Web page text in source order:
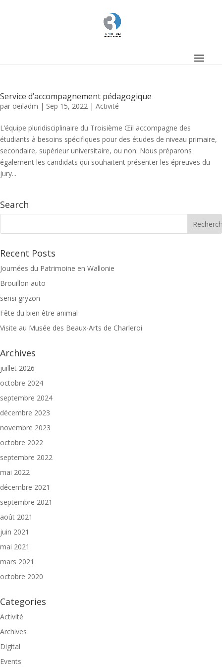
Service d’accompagnement pédagogique
par oeiladm | Sep 15, 2022 | Activité
L’équipe pluridisciplinaire du Troisième Œil accompagne des
étudiants à besoins spécifiques pour des études de niveau primaire,
secondaire, supérieur universitaire, ou non. Nous préparons
également les candidats qui souhaitent présenter les épreuves du
jury...
Search
Recent Posts
Journées du Patrimoine en Wallonie
Brouillon auto
sensi gryzon
Fête du bien être animal
Visite au Musée des Beaux-Arts de Charleroi
Archives
juillet 2026
octobre 2024
septembre 2024
décembre 2023
novembre 2023
octobre 2022
septembre 2022
mai 2022
décembre 2021
septembre 2021
août 2021
juin 2021
mai 2021
mars 2021
octobre 2020
Categories
Activité
Archives
Digital
Events